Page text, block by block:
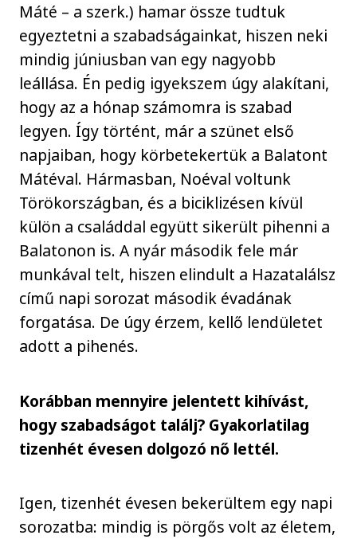
Máté – a szerk.) hamar össze tudtuk
egyeztetni a szabadságainkat, hiszen neki
mindig júniusban van egy nagyobb
leállása. Én pedig igyekszem úgy alakítani,
hogy az a hónap számomra is szabad
legyen. Így történt, már a szünet első
napjaiban, hogy körbetekertük a Balatont
Mátéval. Hármasban, Noéval voltunk
Törökországban, és a biciklizésen kívül
külön a családdal együtt sikerült pihenni a
Balatonon is. A nyár második fele már
munkával telt, hiszen elindult a Hazatalálsz
című napi sorozat második évadának
forgatása. De úgy érzem, kellő lendületet
adott a pihenés.
Korábban mennyire jelentett kihívást,
hogy szabadságot találj? Gyakorlatilag
tizenhét évesen dolgozó nő lettél.
Igen, tizenhét évesen bekerültem egy napi
sorozatba: mindig is pörgős volt az életem,